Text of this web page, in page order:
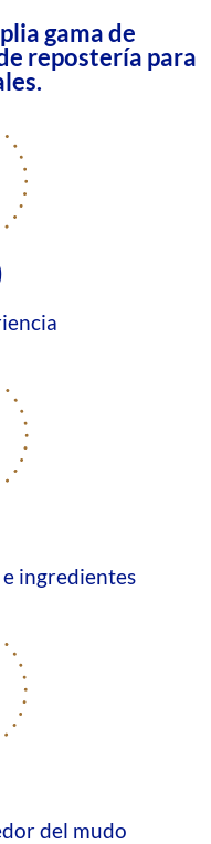
gama de
repostería para
ingredientes
del mudo